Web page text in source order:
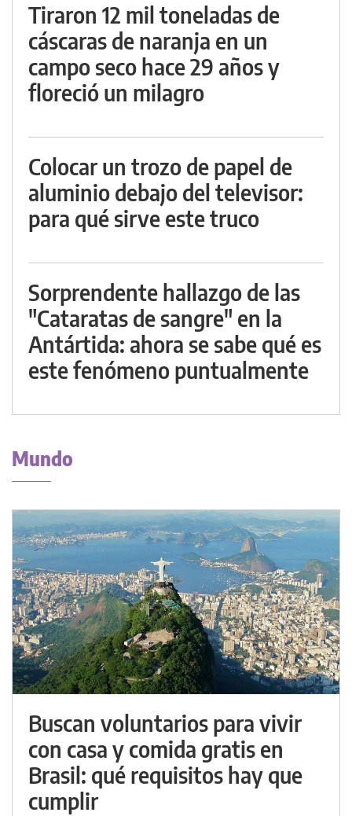
Tiraron 12 mil toneladas de
cáscaras de naranja en un
campo seco hace 29 años y
floreció un milagro
Colocar un trozo de papel de
aluminio debajo del televisor:
para qué sirve este truco
Sorprendente hallazgo de las
"Cataratas de sangre" en la
Antártida: ahora se sabe qué es
este fenómeno puntualmente
Mundo
Buscan voluntarios para vivir
con casa y comida gratis en
Brasil: qué requisitos hay que
cumplir